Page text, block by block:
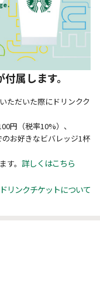
属します。
ただいた際にドリンクク
円（税率10%）、
お好きなビバレッジ1杯
。 詳しくはこちら
ドリンクチケットについて